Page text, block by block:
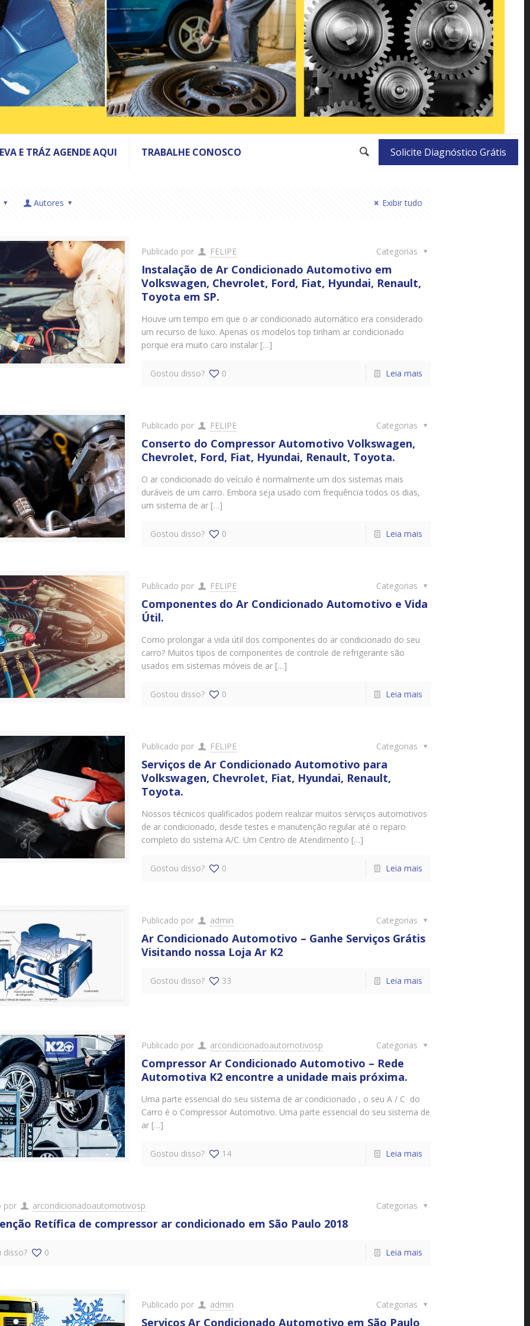
E TRÁZ AGENDE AQUI TRABALHE CONOSCO Solicite Diagnóstico Grátis
Autores Exibir tudo
Publicado por FELIPE Categorias
Instalação de Ar Condicionado Automotivo em
Volkswagen, Chevrolet, Ford, Fiat, Hyundai, Renault,
Toyota em SP.
Houve um tempo em que o ar condicionado automático era considerado
um recurso de luxo. Apenas os modelos top tinham ar condicionado
porque era muito caro instalar […]
Gostou disso? 0 Leia mais
Publicado por FELIPE Categorias
Conserto do Compressor Automotivo Volkswagen,
Chevrolet, Ford, Fiat, Hyundai, Renault, Toyota.
O ar condicionado do veículo é normalmente um dos sistemas mais
duráveis ​​de um carro. Embora seja usado com frequência todos os dias,
um sistema de ar […]
Gostou disso? 0 Leia mais
Publicado por FELIPE Categorias
Componentes do Ar Condicionado Automotivo e Vida
Útil.
Como prolongar a vida útil dos componentes do ar condicionado do seu
carro? Muitos tipos de componentes de controle de refrigerante são
usados ​​em sistemas móveis de ar […]
Gostou disso? 0 Leia mais
Publicado por FELIPE Categorias
Serviços de Ar Condicionado Automotivo para
Volkswagen, Chevrolet, Fiat, Hyundai, Renault,
Toyota.
Nossos técnicos qualificados podem realizar muitos serviços automotivos
de ar condicionado, desde testes e manutenção regular até o reparo
completo do sistema A/C. Um Centro de Atendimento […]
Gostou disso? 0 Leia mais
Publicado por admin Categorias
Ar Condicionado Automotivo – Ganhe Serviços Grátis
Visitando nossa Loja Ar K2
Gostou disso? 33 Leia mais
Publicado por arcondicionadoautomotivosp Categorias
Compressor Ar Condicionado Automotivo – Rede
Automotiva K2 encontre a unidade mais próxima.
Uma parte essencial do seu sistema de ar condicionado , o seu A / C do
Carro é o Compressor Automotivo. Uma parte essencial do seu sistema de
ar […]
Gostou disso? 14 Leia mais
por arcondicionadoautomotivosp Categorias
Retífica de compressor ar condicionado em São Paulo 2018
disso? 0 Leia mais
Publicado por admin Categorias
Serviços Ar Condicionado Automotivo em São Paulo